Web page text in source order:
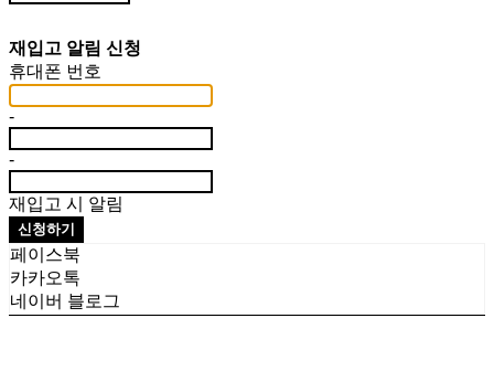
재입고 알림 신청
휴대폰 번호
-
-
재입고 시 알림
신청하기
페이스북
카카오톡
네이버 블로그